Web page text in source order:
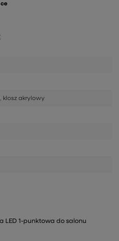
klosz akrylowy
LED 1-punktowa do salonu